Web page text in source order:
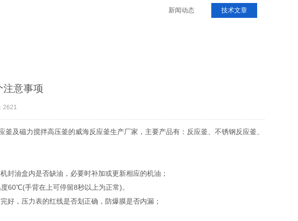
新闻动态 技术文章
注意事项
2621
及磁力搅拌高压釜的威海反应釜生产厂家，主要产品有：反应釜、不锈钢反应釜、
封油盒内是否缺油，必要时补加或更新相应的机油；
60℃(手背在上可停留8秒以上为正常)。
好，压力表的红线是否划正确，防爆膜是否内漏；